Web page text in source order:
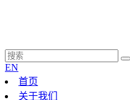
EN
首页
关于我们